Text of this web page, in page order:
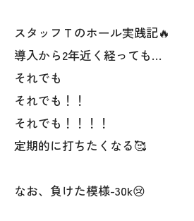
スタッフＴのホール実践記🔥
導入から2年近く経っても…
それでも
それでも！！
それでも！！！！
定期的に打ちたくなる🥰
なお、負けた模様-30k😢